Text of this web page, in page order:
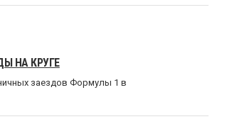
НА КРУГЕ
заездов Формулы 1 в